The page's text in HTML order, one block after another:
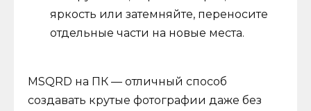
яркость или затемняйте, переносите
отдельные части на новые места.
MSQRD на ПК — отличный способ
создавать крутые фотографии даже без